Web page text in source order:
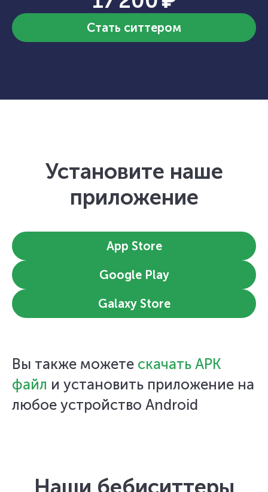
Стать ситтером
Установите наше
приложение
App Store
Google Play
Galaxy Store
Вы также можете скачать APK
файл и установить приложение на
любое устройство Android